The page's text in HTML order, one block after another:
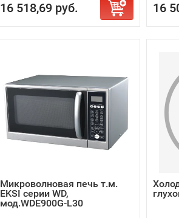
16 518,69 руб. 16
Микроволновая печь т.м.
EKSI серии WD,
мод.WDE900G-L30